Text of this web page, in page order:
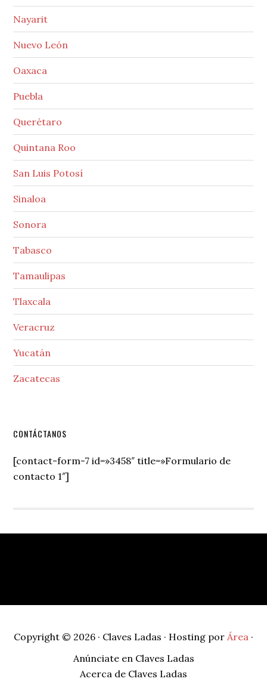
Nayarit
Nuevo León
Oaxaca
Puebla
Querétaro
Quintana Roo
San Luis Potosí
Sinaloa
Sonora
Tabasco
Tamaulipas
Tlaxcala
Veracruz
Yucatán
Zacatecas
Secondary
Sidebar
CONTÁCTANOS
[contact-form-7 id=»3458″ title=»Formulario de
contacto 1″]
Copyright © 2026 · Claves Ladas · Hosting por Área ·
Anúnciate en Claves Ladas
Acerca de Claves Ladas